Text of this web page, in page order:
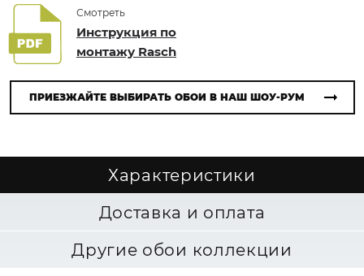
Смотреть
Инструкция по
монтажу Rasch
ПРИЕЗЖАЙТЕ ВЫБИРАТЬ ОБОИ В НАШ ШОУ-РУМ
Характеристики
Доставка и оплата
Другие обои коллекции